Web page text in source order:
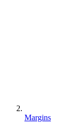
Margins